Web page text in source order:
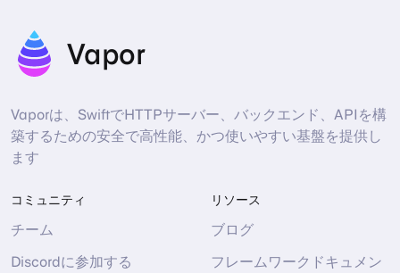
Vapor
Vaporは、SwiftでHTTPサーバー、バックエンド、APIを構
築するための安全で高性能、かつ使いやすい基盤を提供し
ます
コミュニティ
チーム
Discordに参加する
リソース
ブログ
フレームワークドキュメン